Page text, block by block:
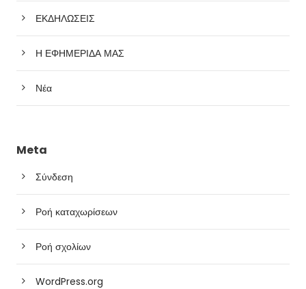
ΕΚΔΗΛΩΣΕΙΣ
Η ΕΦΗΜΕΡΙΔΑ ΜΑΣ
Νέα
Meta
Σύνδεση
Ροή καταχωρίσεων
Ροή σχολίων
WordPress.org